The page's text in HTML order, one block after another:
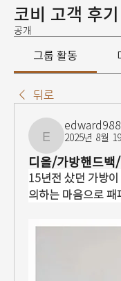
코비 고객 후기
공개
그룹 활동
뒤로
edward9881
2025년 8월
디올/가방핸드백/
15년전 샀던 가방
의하는 마음으로